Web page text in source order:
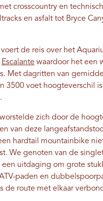
crosscountry en
en asfalt tot Bryce
de reis over het
Escalante waardoor het een
Met dagritten van
3500 voet hoogteverschil
zich door de
van deze
hardtail mountainbike
We genoten van de
uitdaging om grote
paden en
de route met elkaar